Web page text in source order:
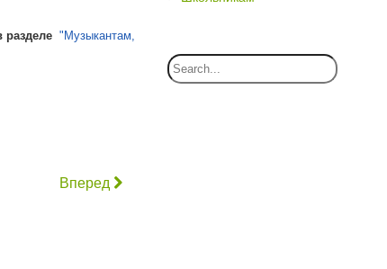
разделе "Музыкантам,
Вперед